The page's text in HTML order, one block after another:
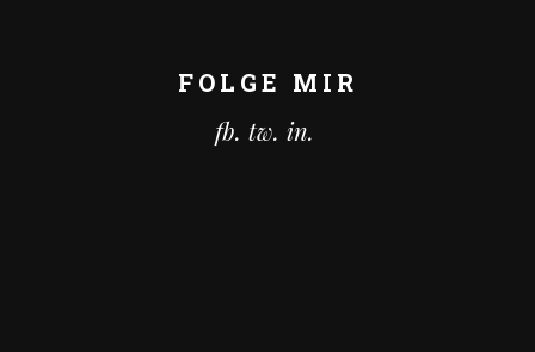
FOLGE MIR
fb. tw. in.